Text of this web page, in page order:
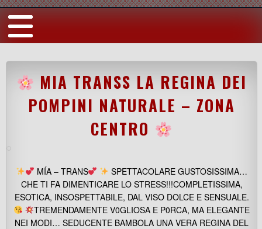
MIA TRANSS LA REGINA DEI
POMPINI NATURALE – ZONA
CENTRO
MÍA – TRANS
SPETTACOLARE GUSTOSISSIMA…
CHE TI FA DIMENTICARE LO STRESS!!!COMPLETISSIMA,
ESOTICA, INSOSPETTABILE, DAL VISO DOLCE E SENSUALE.
TREMENDAMENTE V0GLIOSA E P0RCA, MA ELEGANTE
NEI MODI… SEDUCENTE BAMBOLA UNA VERA REGINA DEL